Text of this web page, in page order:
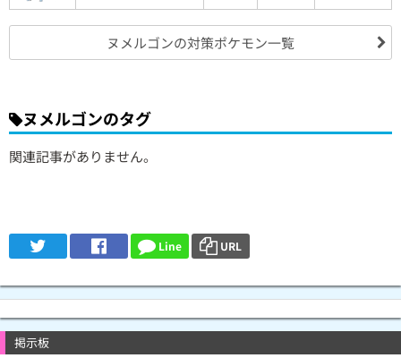
ヌメルゴンの対策ポケモン一覧
ヌメルゴンのタグ
関連記事がありません。
Line URL
掲示板